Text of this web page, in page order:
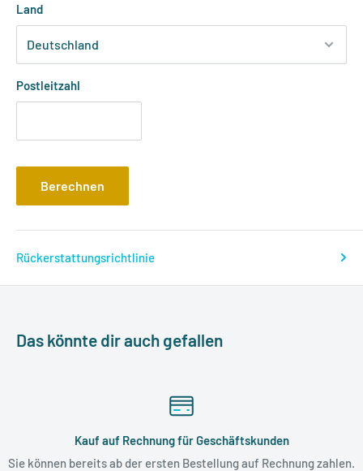
Land
Postleitzahl
Berechnen
Rückerstattungsrichtlinie
Das könnte dir auch gefallen
Kauf auf Rechnung für Geschäftskunden
Sie können bereits ab der ersten Bestellung auf Rechnung zahlen.